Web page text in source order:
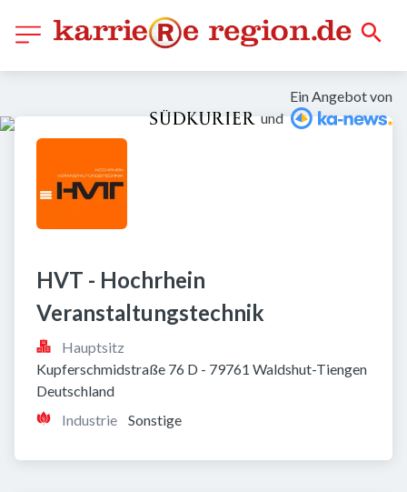
Ein Angebot von
und
HVT - Hochrhein
Veranstaltungstechnik
Hauptsitz
Kupferschmidstraße 76 D - 79761 Waldshut-Tiengen
Deutschland
Industrie
Sonstige